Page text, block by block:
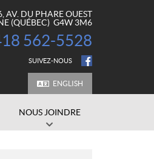
AV. DU PHARE OUEST
(QUÉBEC) G4W 3M6
:
562-5528
SUIVEZ-NOUS
ENGLISH
NOUS JOINDRE